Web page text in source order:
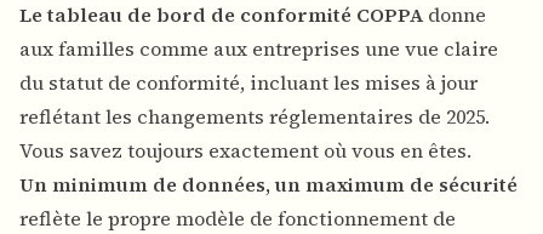
Le tableau de bord de conformité COPPAdonne
aux familles comme aux entreprises une vue claire
du statut de conformité, incluant les mises à jour
reflétant les changements réglementaires de 2025.
Vous savez toujours exactement où vous en êtes.
Un minimum de données, un maximum de sécurité
reflète le propre modèle de fonctionnement de